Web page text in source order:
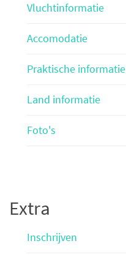
Vluchtinformatie
Accomodatie
Praktische informatie
Land informatie
Foto's
Extra
Inschrijven